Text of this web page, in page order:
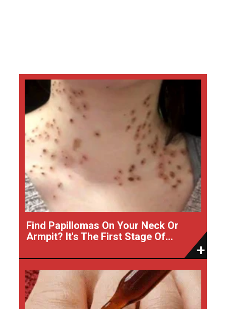
Find Papillomas On Your Neck Or
Armpit? It's The First Stage Of...